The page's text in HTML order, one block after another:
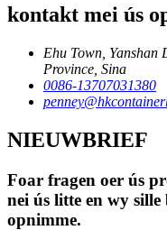
kontakt mei ús
Ehu Town, Yanshan
Province, Sina
0086-13707031380
NIEUWBRIEF
Foar fragen oer ús
nei ús litte en wy
opnimme.